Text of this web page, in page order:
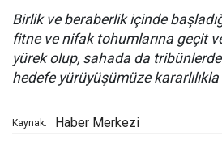
Birlik ve beraberlik içinde
fitne ve nifak tohumlarına geçit
yürek olup, sahada da
hedefe yürüyüşümüze
Kaynak: Haber Merkezi